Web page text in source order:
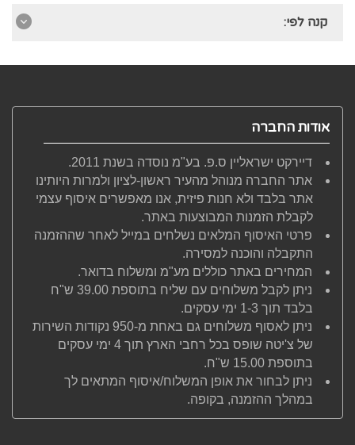
קנה לפי:
אודות החברה
דיירקט ישראליין ס.פ. בע"מ נוסדה בשנת 2011.
אתר החברה מנוהל מהעיר ראשון-לציון ולמרות היותינו
אתר בלבד ולא חנות פיזית, אנו מאפשרים איסוף עצמי
לקבלת הזמנות המבוצעות באתר.
פרטי האיסוף המלאים נשלחים במייל לאחר שההזמנה
התקבלה והוכנה למסירה.
המחירים באתר כוללים מע"מ ומשלוח בדואר.
ניתן לקבל משלוחים עם שליח בתוספת 39.00 ש"ח
בלבד תוך 1-3 ימי עסקים.
ניתן לאסוף משלוחים גם באחת מ-950 נקודות השירות
של צ'יטה שופס בכל רחבי הארץ תוך 4 ימי עסקים
בתוספת 15.00 ש"ח.
ניתן לבחור את אופן המשלוח/איסוף המתאים לך
במהלך ההזמנה, בקופה.